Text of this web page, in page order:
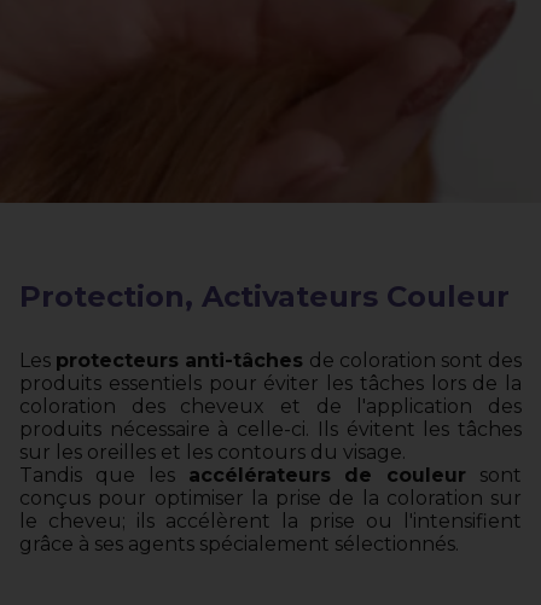
Protection, Activateurs Couleur
Les protecteurs anti-tâches de coloration sont des
produits essentiels pour éviter les tâches lors de la
coloration des cheveux et de l'application des
produits nécessaire à celle-ci. Ils évitent les tâches
sur les oreilles et les contours du visage.
Tandis que les accélérateurs de couleur sont
conçus pour optimiser la prise de la coloration sur
le cheveu; ils accélèrent la prise ou l'intensifient
grâce à ses agents spécialement sélectionnés.